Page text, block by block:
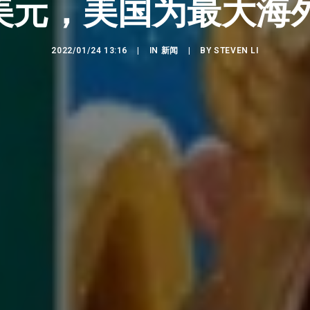
元，美国为最大海
2022/01/24 13:16 IN 新闻 BYSTEVEN LI